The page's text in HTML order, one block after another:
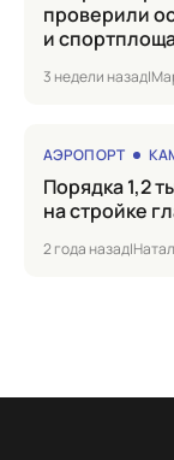
проверили
и
3 недели назад|
АЭРОПОРТ
Порядка 1,2 тысяч рабочих задействовано
на стройке
2 года назад|